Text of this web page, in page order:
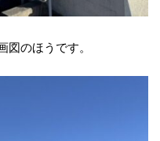
のほうです。